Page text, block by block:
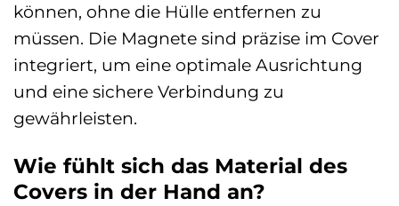
können, ohne die Hülle entfernen zu
müssen. Die Magnete sind präzise im Cover
integriert, um eine optimale Ausrichtung
und eine sichere Verbindung zu
gewährleisten.
Wie fühlt sich das Material des
Covers in der Hand an?